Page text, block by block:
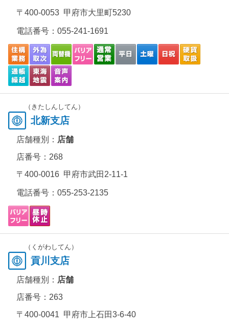
〒400-0053 甲府市大里町5230
電話番号： 055-241-1691
（きたしんしてん）
北新支店
店舗種別： 店舗
店番号：268
〒400-0016 甲府市武田2-11-1
電話番号： 055-253-2135
（くがわしてん）
貢川支店
店舗種別： 店舗
店番号：263
〒400-0041 甲府市上石田3-6-40